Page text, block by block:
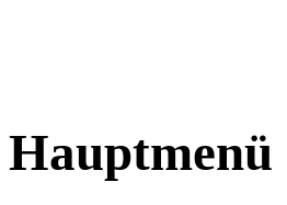
Hauptmenü